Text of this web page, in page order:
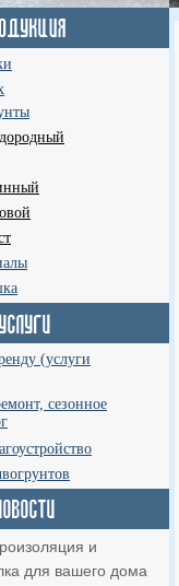
(услуги
сезонное
и
для вашего дома